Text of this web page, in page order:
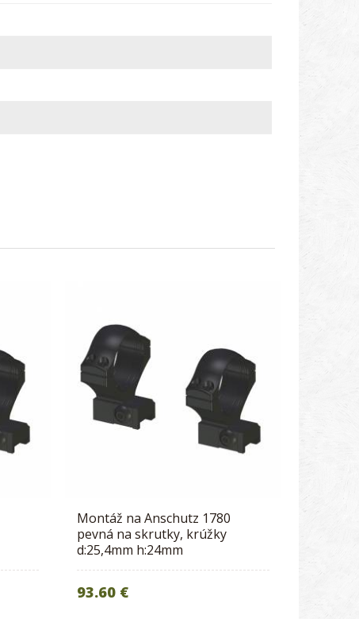
Montáž na Anschutz 1780
pevná na skrutky, krúžky
d:25,4mm h:24mm
93.60 €